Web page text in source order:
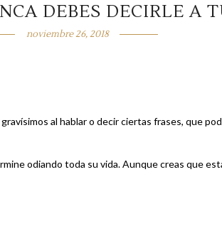
DEBES DECIRLE A
noviembre 26, 2018
al hablar o decir ciertas frases, que
odiando toda su vida. Aunque creas que